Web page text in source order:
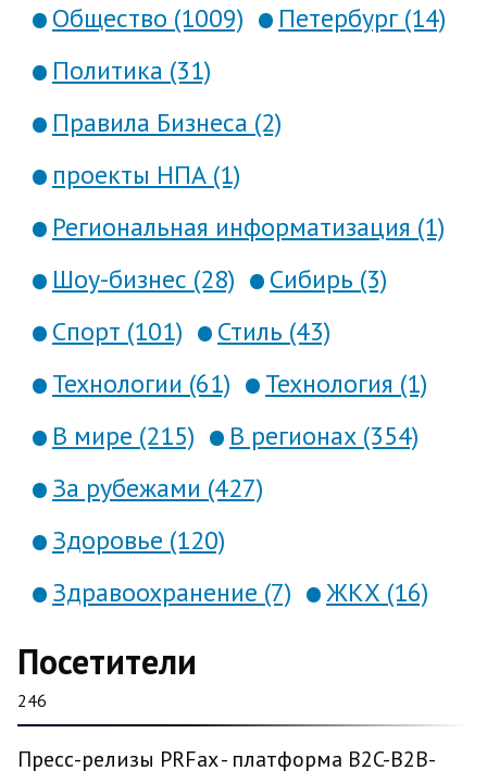
Общество (1009)
Петербург (14)
Политика (31)
Правила Бизнеса (2)
проекты НПА (1)
Региональная информатизация (1)
Шоу-бизнес (28)
Сибирь (3)
Спорт (101)
Стиль (43)
Технологии (61)
Технология (1)
В мире (215)
В регионах (354)
За рубежами (427)
Здоровье (120)
Здравоохранение (7)
ЖКХ (16)
Посетители
246
Пресс-релизы PRFax - платформа B2C-B2B-